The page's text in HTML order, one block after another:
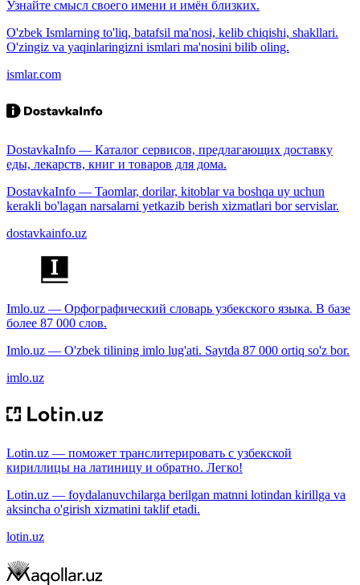
Узнайте смысл своего имени и имён близких.
O'zbek Ismlarning to'liq, batafsil ma'nosi, kelib chiqishi, shakllari.
O'zingiz va yaqinlaringizni ismlari ma'nosini bilib oling.
ismlar.com
DostavkaInfo — Каталог сервисов, предлагающих доставку
еды, лекарств, книг и товаров для дома.
DostavkaInfo — Taomlar, dorilar, kitoblar va boshqa uy uchun
kerakli bo'lagan narsalarni yetkazib berish xizmatlari bor servislar.
dostavkainfo.uz
Imlo.uz — Орфографический словарь узбекского языка. В базе
более 87 000 слов.
Imlo.uz — O'zbek tilining imlo lug'ati. Saytda 87 000 ortiq so'z bor.
imlo.uz
Lotin.uz — поможет транслитерировать с узбекской
кириллицы на латиницу и обратно. Легко!
Lotin.uz — foydalanuvchilarga berilgan matnni lotindan kirillga va
aksincha o'girish xizmatini taklif etadi.
lotin.uz